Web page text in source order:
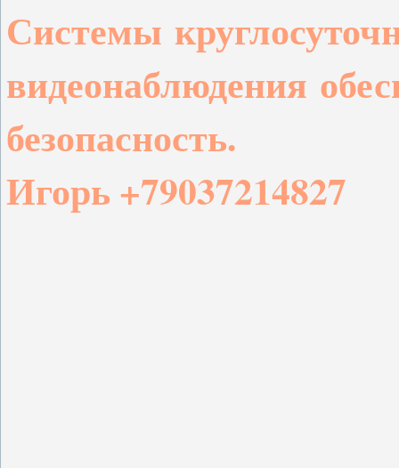
Системы
видеонаблюдения
безопасность.
Игорь +79037214827